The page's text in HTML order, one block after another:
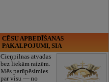
CĒSU APBEDĪŠANAS
PAKALPOJUMI, SIA
Cieņpilnas atvadas
bez liekām raizēm.
Mēs parūpēsimies
par visu — no